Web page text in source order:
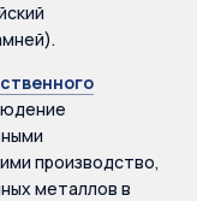
производство,
металлов в